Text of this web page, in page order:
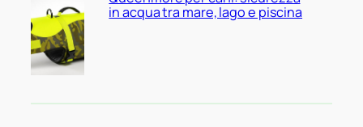
in acqua tra mare, lago e piscina